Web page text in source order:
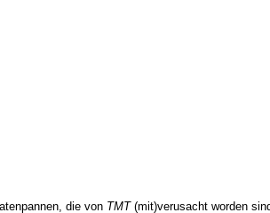
die von TMT(mit)verusacht worden